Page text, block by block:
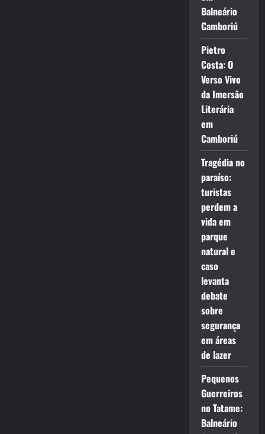
Balneário
Camboriú
Pietro
Costa: O
Verso Vivo
da Imersão
Literária
em
Camboriú
Tragédia no
paraíso:
turistas
perdem a
vida em
parque
natural e
caso
levanta
debate
sobre
segurança
em áreas
de lazer
Pequenos
Guerreiros
no Tatame:
Balneário